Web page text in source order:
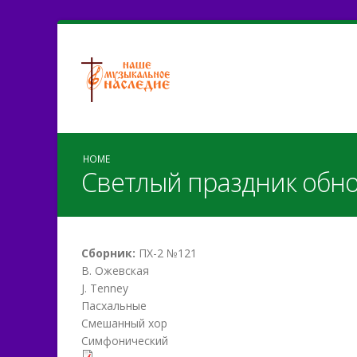
HOME
Светлый праздник
Сборник: ПХ-2 №121
В. Ожевская
J. Tenney
Пасхальные
Смешанный хор
Симфонический